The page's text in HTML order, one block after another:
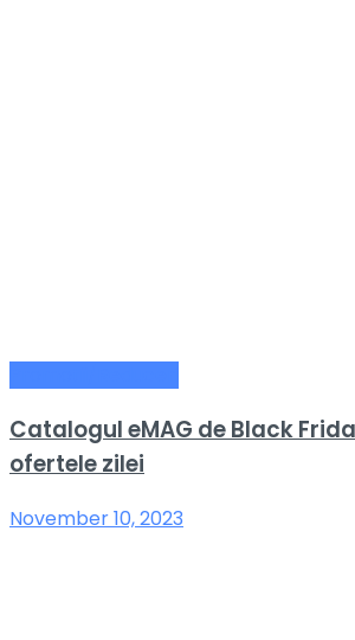
Catalogul eMAG de Black
ofertele zilei
November 10, 2023